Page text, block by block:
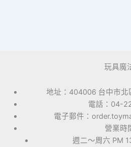
玩具魔
地址：404006 台中市北
電話：04-
電子郵件：
營業時
週二～周六 PM